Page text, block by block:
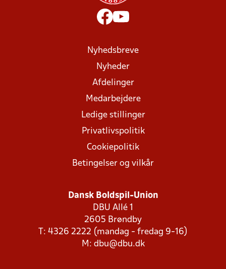
Nyhedsbreve
Nyheder
Afdelinger
Medarbejdere
Ledige stillinger
Privatlivspolitik
Cookiepolitik
Betingelser og vilkår
Dansk Boldspil-Union
DBU Allé 1
2605 Brøndby
T: 4326 2222 (mandag - fredag 9-16)
M: dbu@dbu.dk